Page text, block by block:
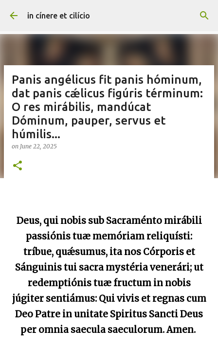
Skip to main content
in cínere et cilício
Panis angélicus fit panis hóminum,
dat panis cǽlicus figúris términum:
O res mirábilis, mandúcat
Dóminum, pauper, servus et
húmilis...
on June 22, 2025
Deus, qui nobis sub Sacraménto mirábili
passiónis tuæ memóriam reliquísti:
tríbue, quǽsumus, ita nos Córporis et
Sánguinis tui sacra mystéria venerári; ut
redemptiónis tuæ fructum in nobis
júgiter sentiámus: Qui vivis et regnas cum
Deo Patre in unitate Spiritus Sancti Deus
per omnia saecula saeculorum. Amen.